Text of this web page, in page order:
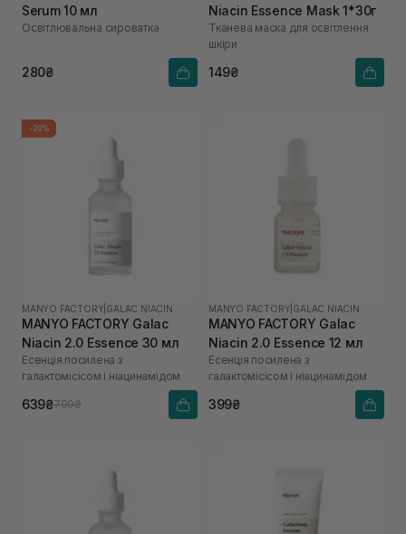
Serum 10 мл
Освітлювальна сироватка
280₴
Niacin Essence Mask 1*30г
Тканева маска для освітлення
шкіри
149₴
-20%
MANYO FACTORY GALAC NIACIN
MANYO FACTORY Galac
Niacin 2.0 Essence 30 мл
Есенція посилена з
галактомісісом і ніацинамідом
639₴799₴
MANYO FACTORY GALAC NIACIN
MANYO FACTORY Galac
Niacin 2.0 Essence 12 мл
Есенція посилена з
галактомісісом і ніацинамідом
399₴